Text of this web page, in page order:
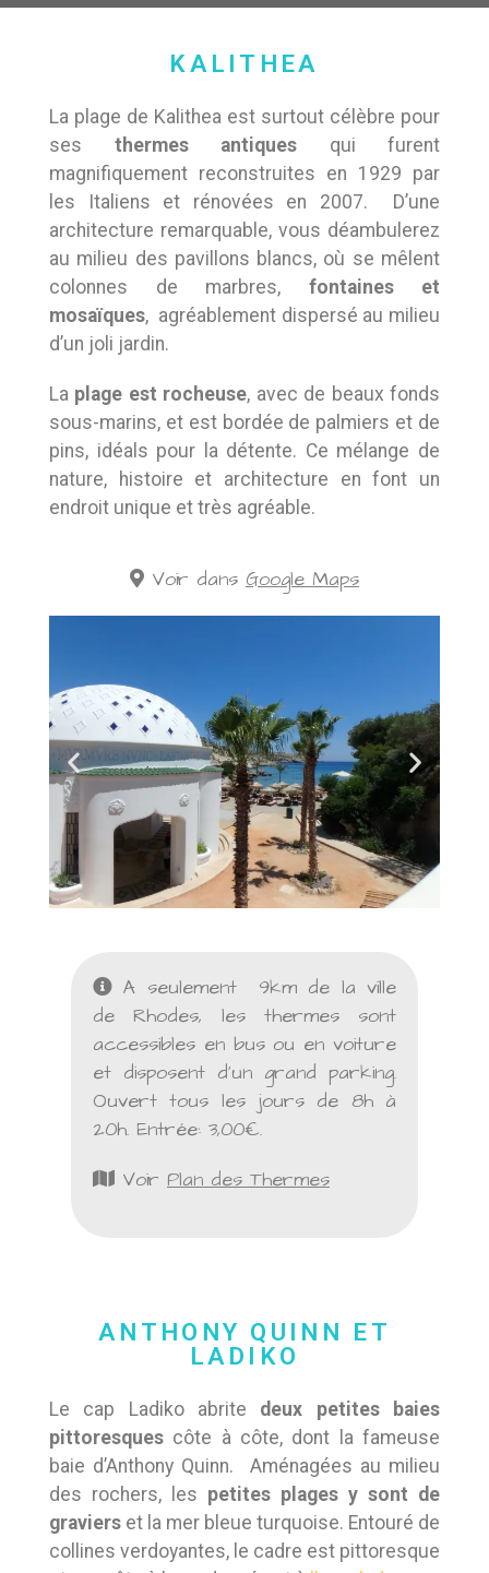
KALITHEA
La plage de Kalithea est surtout célèbre pour
ses thermes antiques qui furent
magnifiquement reconstruites en 1929 par
les Italiens et rénovées en 2007. D’une
architecture remarquable, vous déambulerez
au milieu des pavillons blancs, où se mêlent
colonnes de marbres, fontaines et
mosaïques, agréablement dispersé au milieu
d’un joli jardin.
La plage est rocheuse, avec de beaux fonds
sous-marins, et est bordée de palmiers et de
pins, idéals pour la détente. Ce mélange de
nature, histoire et architecture en font un
endroit unique et très agréable.
Voir dans Google Maps
A seulement 9km de la ville
de Rhodes, les thermes sont
accessibles en bus ou en voiture
et disposent d’un grand parking.
Ouvert tous les jours de 8h à
20h. Entrée: 3,00€.
Voir Plan des Thermes
ANTHONY QUINN ET
LADIKO
Le cap Ladiko abrite deux petites baies
pittoresques côte à côte, dont la fameuse
baie d’Anthony Quinn. Aménagées au milieu
des rochers, les petites plages y sont de
graviers et la mer bleue turquoise. Entouré de
collines verdoyantes, le cadre est pittoresque